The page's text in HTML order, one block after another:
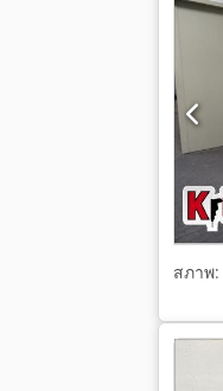
สภาพ: